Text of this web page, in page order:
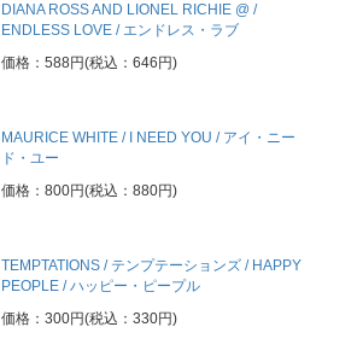
DIANA ROSS AND LIONEL RICHIE @ /
ENDLESS LOVE / エンドレス・ラブ
価格：588円(税込：646円)
MAURICE WHITE / I NEED YOU / アイ・ニー
ド・ユー
価格：800円(税込：880円)
TEMPTATIONS / テンプテーションズ / HAPPY
PEOPLE / ハッピー・ピープル
価格：300円(税込：330円)